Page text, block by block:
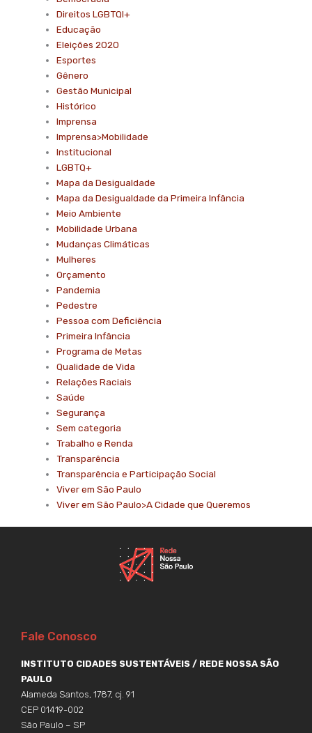
Direitos LGBTQI+
Educação
Eleições 2020
Esportes
Gênero
Gestão Municipal
Histórico
Imprensa
Imprensa>Mobilidade
Institucional
LGBTQ+
Mapa da Desigualdade
Mapa da Desigualdade da Primeira Infância
Meio Ambiente
Mobilidade Urbana
Mudanças Climáticas
Mulheres
Orçamento
Pandemia
Pedestre
Pessoa com Deficiência
Primeira Infância
Programa de Metas
Qualidade de Vida
Relações Raciais
Saúde
Segurança
Sem categoria
Trabalho e Renda
Transparência
Transparência e Participação Social
Viver em São Paulo
Viver em São Paulo>A Cidade que Queremos
Fale Conosco
INSTITUTO CIDADES SUSTENTÁVEIS / REDE NOSSA SÃO
PAULO
Alameda Santos, 1787, cj. 91
CEP 01419-002
São Paulo – SP